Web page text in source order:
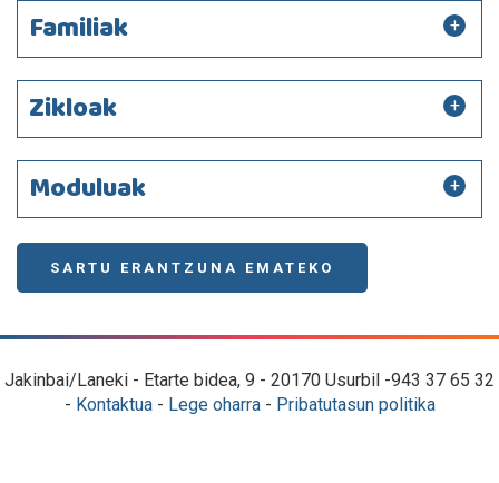
Familiak
Zikloak
Moduluak
SARTU ERANTZUNA EMATEKO
Jakinbai/Laneki - Etarte bidea, 9 - 20170 Usurbil -943 37 65 32
- Kontaktua- Lege oharra- Pribatutasun politika